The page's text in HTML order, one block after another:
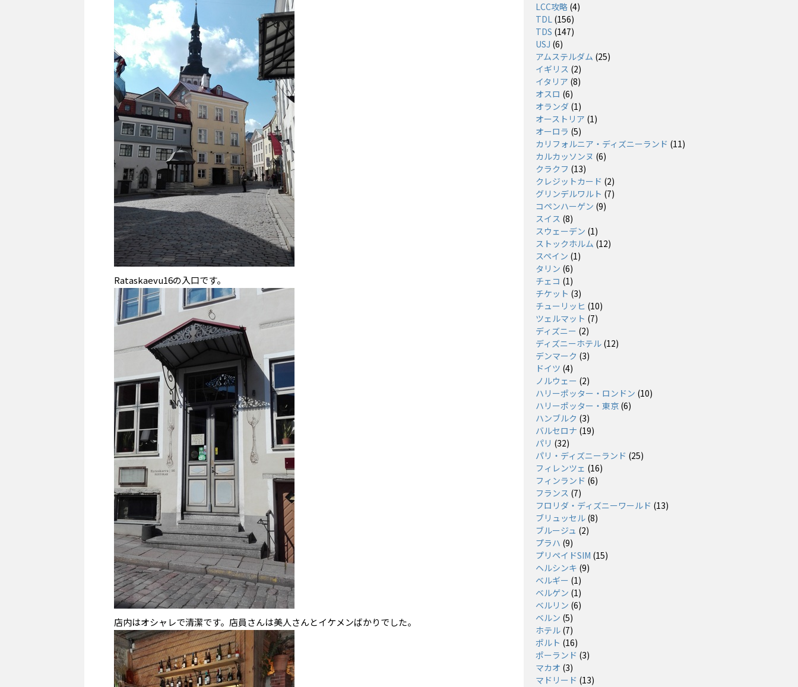
Rataskaevu16の入口です。
店内はオシャレで清潔です。店員さんは美人さんとイケメンばかりでした。
LCC攻略 (4)
TDL (156)
TDS (147)
USJ (6)
アムステルダム (25)
イギリス (2)
イタリア (8)
オスロ (6)
オランダ (1)
オーストリア (1)
オーロラ (5)
カリフォルニア・ディズニーランド (11)
カルカッソンヌ (6)
クラクフ (13)
クレジットカード (2)
グリンデルワルト (7)
コペンハーゲン (9)
スイス (8)
スウェーデン (1)
ストックホルム (12)
スペイン (1)
タリン (6)
チェコ (1)
チケット (3)
チューリッヒ (10)
ツェルマット (7)
ディズニー (2)
ディズニーホテル (12)
デンマーク (3)
ドイツ (4)
ノルウェー (2)
ハリーポッター・ロンドン (10)
ハリーポッター・東京 (6)
ハンブルク (3)
バルセロナ (19)
パリ (32)
パリ・ディズニーランド (25)
フィレンツェ (16)
フィンランド (6)
フランス (7)
フロリダ・ディズニーワールド (13)
ブリュッセル (8)
ブルージュ (2)
プラハ (9)
プリペイドSIM (15)
ヘルシンキ (9)
ベルギー (1)
ベルゲン (1)
ベルリン (6)
ベルン (5)
ホテル (7)
ポルト (16)
ポーランド (3)
マカオ (3)
マドリード (13)